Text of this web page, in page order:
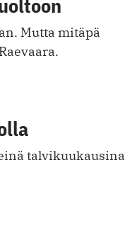
Mutta mitäpä
talvikuukausina